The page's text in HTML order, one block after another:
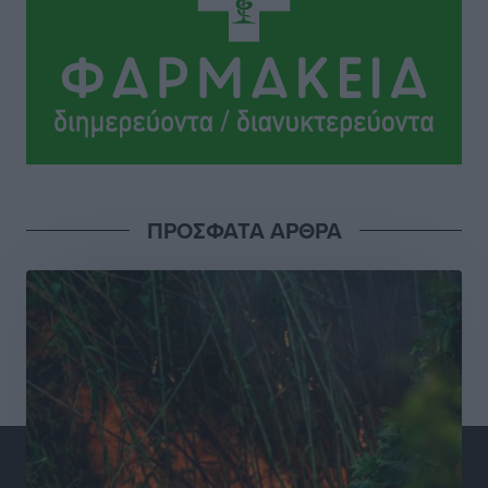
και συνεργασία Ρόδου με το Αττικόν για το
Τοπικές Ειδήσεις πριν 11 ώρες
Σούπερ μάρκετ: Διευρύνεται η εθνική πρωτοβουλία
Συνελήφθησαν έξι άτομα για ηχορύπανση από
15 Αυγούστου 2026: Πώς θα πληρωθούν όσοι
εργαστούν την αργία – Τι ισχύει για πενθήμερο,
εξαήμερο και άδειες
Ειδήσεις πριν 11 ώρες
ΠΡΟΣΦΑΤΑ ΑΡΘΡΑ